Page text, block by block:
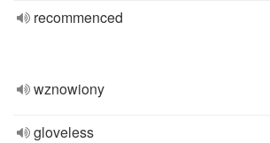
recommenced
wznowiony
gloveless